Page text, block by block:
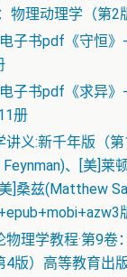
物理动理学（第2
子书pdf《守恒
子书pdf《求异
册
讲义:新千年版（
Feynman)、[美]莱
]桑兹(Matthew
物理学教程·第9卷
4版）高等教育出